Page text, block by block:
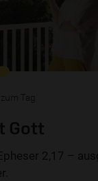
Tag
Gott
2,17 –